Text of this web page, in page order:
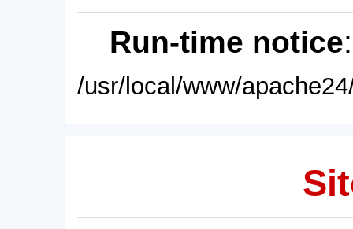
Run-time notice
/usr/local/www/